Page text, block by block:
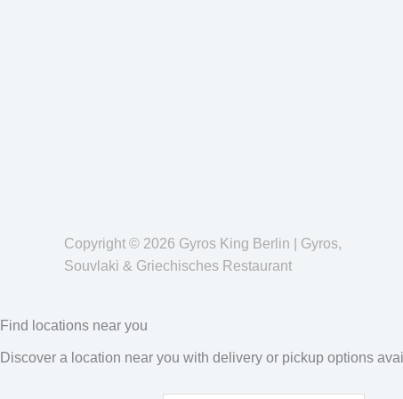
Copyright © 2026 Gyros King Berlin | Gyros,
Souvlaki & Griechisches Restaurant
Find locations near you
Discover a location near you with delivery or pickup options